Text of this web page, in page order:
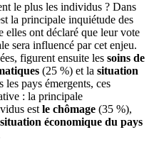
le plus les individus ? Dans
la principale inquiétude des
elles ont déclaré que leur vote
sera influencé par cet enjeu.
figurent ensuite les soins de
(25 %) et la situation
les pays émergents, ces
: la principale
est le chômage (35 %),
situation économique du pays